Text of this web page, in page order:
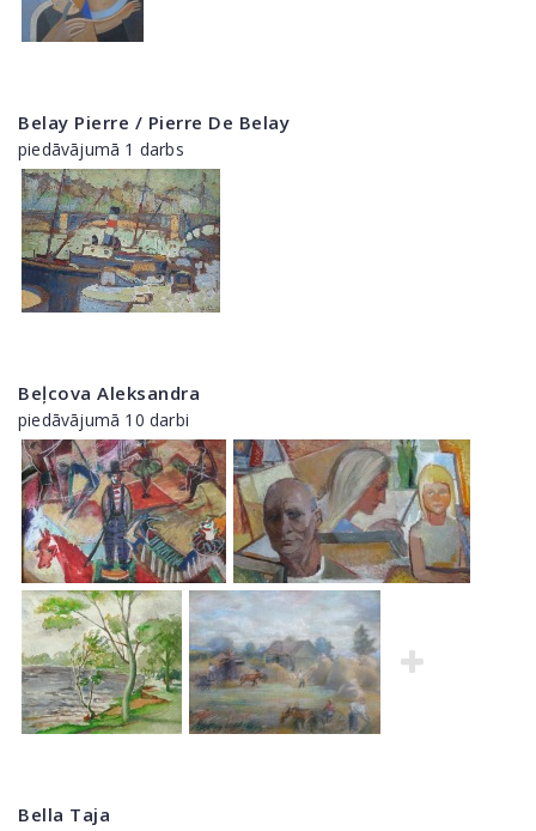
Belay Pierre / Pierre De Belay
piedāvājumā 1 darbs
Beļcova Aleksandra
piedāvājumā 10 darbi
Bella Taja